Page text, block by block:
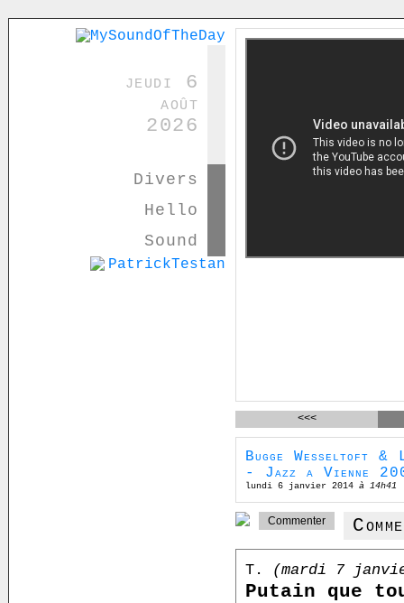
jeudi 6
août
2026
Divers
Hello
Sound
<<<
Bugge Wesseltoft &
- Jazz a Vienne
lundi 6 janvier 2014 à 14h41
T. (mardi 7
Putain que